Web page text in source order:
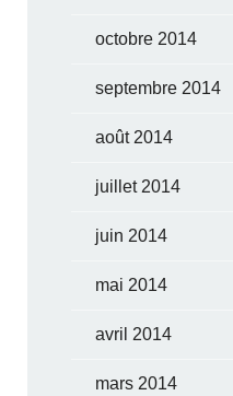
octobre 2014
septembre 2014
août 2014
juillet 2014
juin 2014
mai 2014
avril 2014
mars 2014